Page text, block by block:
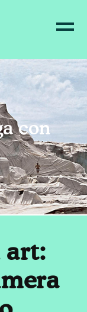
con
art: